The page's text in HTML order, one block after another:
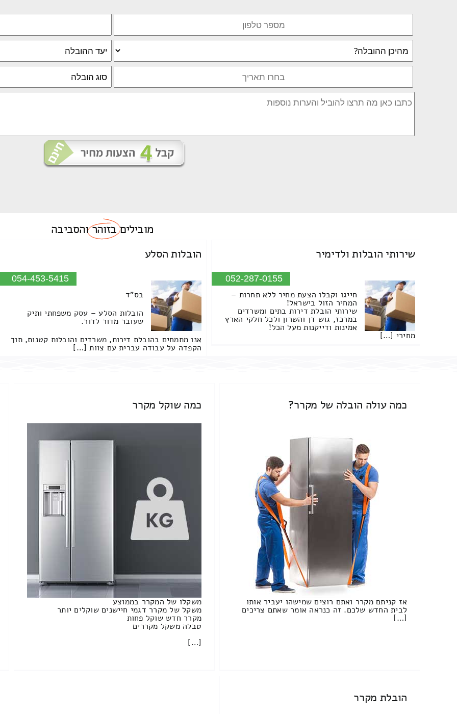
מוביליםבזוהרוהסביבה
שירותי הובלות ולדימיר
052-287-0155
חייגו וקבלו הצעת מחיר ללא תחרות –
המחיר הזול בישראל!
שירותי הובלת דירות בתים ומשרדים
במרכז, גוש דן והשרון ולכל חלקי הארץ
אמינות ודייקנות מעל הכל!
מחירי […]
הובלות הסלע
054-453-5415
בס"ד
הובלות הסלע – עסק משפחתי ותיק
שעובר מדור לדור.
אנו מתמחים בהובלת דירות, משרדים והובלות קטנות, תוך
הקפדה על עבודה עברית עם צוות […]
כמה עולה הובלה של מקרר?
אז קניתם מקרר ואתם רוצים שמישהו יעביר אותו
לבית החדש שלכם. זה כנראה אומר שאתם צריכים
[…]
כמה שוקל מקרר
משקלו של המקרר בממוצע
משקל של מקרר דגמי חיישנים שוקלים יותר
מקרר חדש שוקל פחות
טבלה משקל מקררים
[…]
הובלת מקרר